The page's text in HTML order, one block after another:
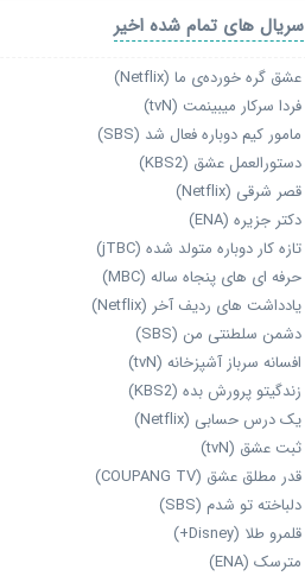
سریال های تمام شده اخیر
عشق گره خورده‌ی ما (Netflix)
فردا سرکار میبینمت (tvN)
مامور کیم دوباره فعال شد (SBS)
دستورالعمل عشق (KBS2)
قصر شرقی (Netflix)
دکتر جزیره (ENA)
تازه‌ کار دوباره‌ متولد شده (jTBC)
حرفه‌ ای‌ های پنجاه‌ ساله (MBC)
یادداشت‌ های ردیف آخر (Netflix)
دشمن سلطنتی من (SBS)
افسانه سرباز آشپزخانه (tvN)
زندگیتو پرورش بده (KBS2)
یک درس حسابی (Netflix)
ثبت عشق (tvN)
قدر مطلق عشق (COUPANG TV)
دلباخته تو شدم (SBS)
قلمرو طلا (Disney+)
مترسک (ENA)